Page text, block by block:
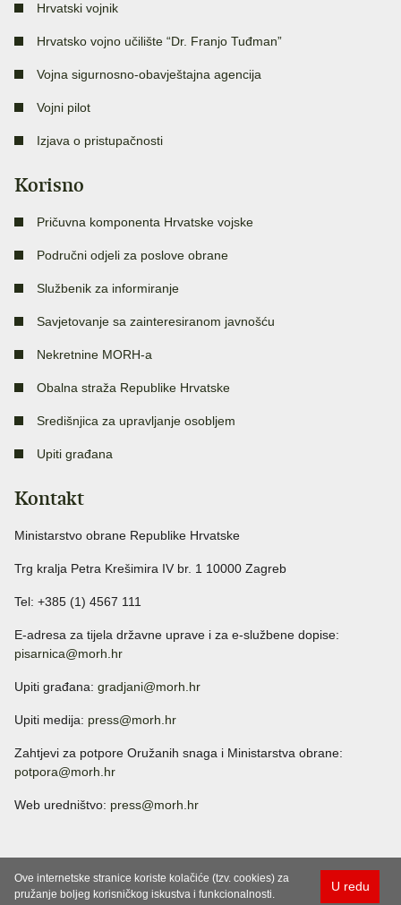
Hrvatski vojnik
Hrvatsko vojno učilište “Dr. Franjo Tuđman”
Vojna sigurnosno-obavještajna agencija
Vojni pilot
Izjava o pristupačnosti
Korisno
Pričuvna komponenta Hrvatske vojske
Područni odjeli za poslove obrane
Službenik za informiranje
Savjetovanje sa zainteresiranom javnošću
Nekretnine MORH-a
Obalna straža Republike Hrvatske
Središnjica za upravljanje osobljem
Upiti građana
Kontakt
Ministarstvo obrane Republike Hrvatske
Trg kralja Petra Krešimira IV br. 1 10000 Zagreb
Tel: +385 (1) 4567 111
E-adresa za tijela državne uprave i za e-službene dopise:
pisarnica@morh.hr
Upiti građana: gradjani@morh.hr
Upiti medija: press@morh.hr
Zahtjevi za potpore Oružanih snaga i Ministarstva obrane:
potpora@morh.hr
Web uredništvo: press@morh.hr
U redu
Ove internetske stranice koriste kolačiće (tzv. cookies) za
pružanje boljeg korisničkog iskustva i funkcionalnosti.